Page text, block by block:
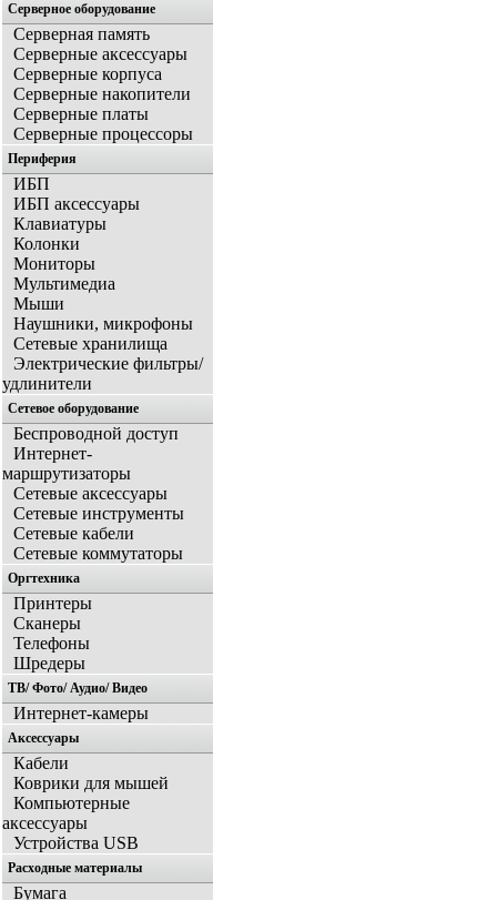
Серверное оборудование
Серверная память
Серверные аксессуары
Серверные корпуса
Серверные накопители
Серверные платы
Серверные процессоры
Периферия
ИБП
ИБП аксессуары
Клавиатуры
Колонки
Мониторы
Мультимедиа
Мыши
Наушники, микрофоны
Сетевые хранилища
Электрические фильтры/
удлинители
Сетевое оборудование
Беспроводной доступ
Интернет-
маршрутизаторы
Сетевые аксессуары
Сетевые инструменты
Сетевые кабели
Сетевые коммутаторы
Оргтехника
Принтеры
Сканеры
Телефоны
Шредеры
ТВ/ Фото/ Аудио/ Видео
Интернет-камеры
Аксессуары
Кабели
Коврики для мышей
Компьютерные
аксессуары
Устройства USB
Расходные материалы
Бумага